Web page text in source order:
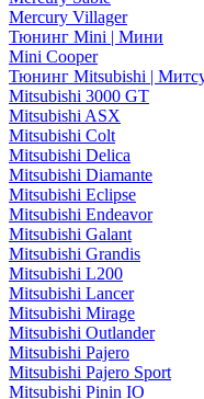
Mercury Villager
Тюнинг Mini | Мини
Mini Cooper
Тюнинг Mitsubishi |
Mitsubishi 3000 GT
Mitsubishi ASX
Mitsubishi Colt
Mitsubishi Delica
Mitsubishi Diamante
Mitsubishi Eclipse
Mitsubishi Endeavor
Mitsubishi Galant
Mitsubishi Grandis
Mitsubishi L200
Mitsubishi Lancer
Mitsubishi Mirage
Mitsubishi Outlander
Mitsubishi Pajero
Mitsubishi Pajero Sport
Mitsubishi Pinin IO